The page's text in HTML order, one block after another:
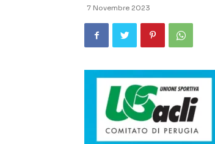
7 Novembre 2023